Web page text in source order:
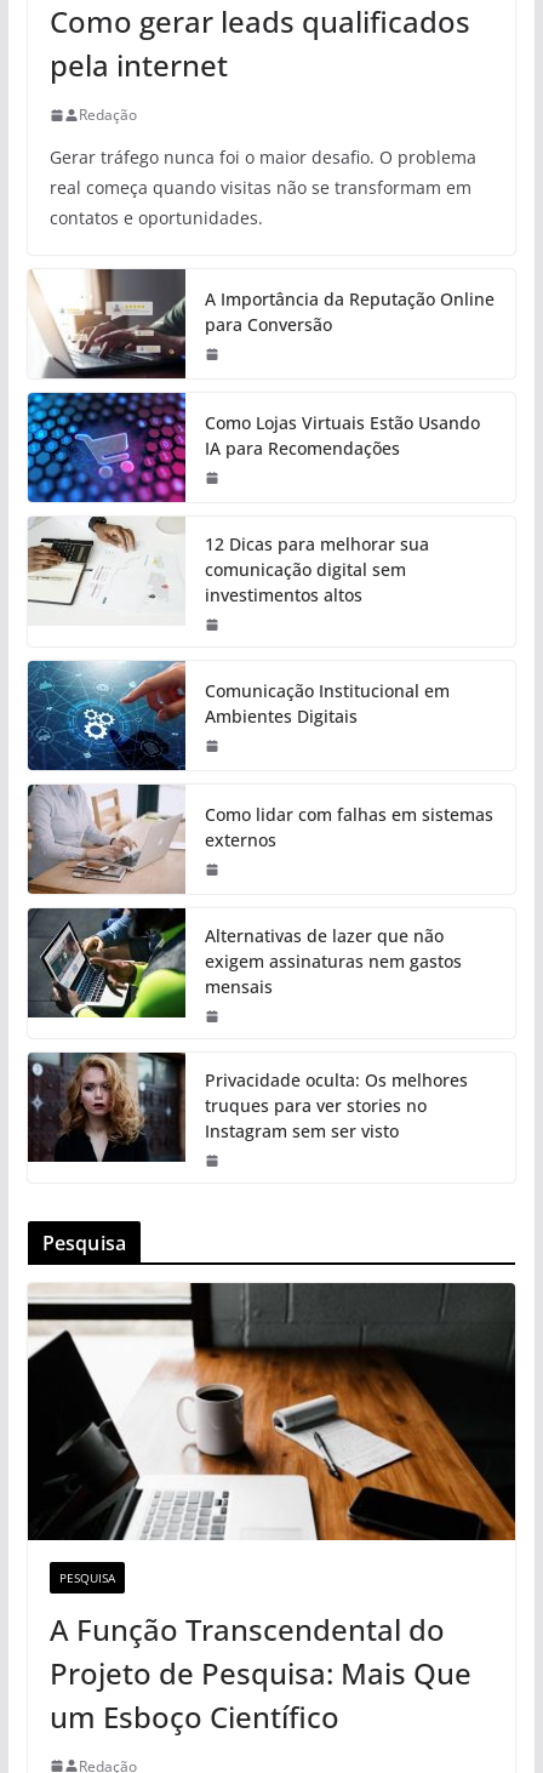
Como gerar leads qualificados
pela internet
Redação
Gerar tráfego nunca foi o maior desafio. O problema
real começa quando visitas não se transformam em
contatos e oportunidades.
A Importância da Reputação Online
para Conversão
Como Lojas Virtuais Estão Usando
IA para Recomendações
12 Dicas para melhorar sua
comunicação digital sem
investimentos altos
Comunicação Institucional em
Ambientes Digitais
Como lidar com falhas em sistemas
externos
Alternativas de lazer que não
exigem assinaturas nem gastos
mensais
Privacidade oculta: Os melhores
truques para ver stories no
Instagram sem ser visto
Pesquisa
PESQUISA
A Função Transcendental do
Projeto de Pesquisa: Mais Que
um Esboço Científico
Redação